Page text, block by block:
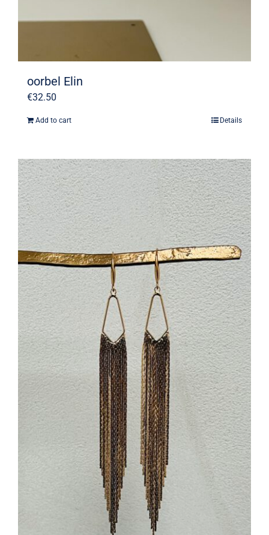
oorbel Elin
€32.50
Add to cart Details